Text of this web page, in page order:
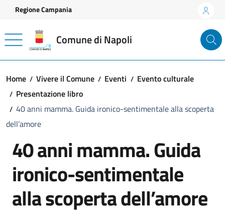
Vai ai contenuti
Vai al footer
Regione Campania
Comune di Napoli
Home Vivere il Comune Eventi
Evento culturale
Presentazione libro
40 anni mamma. Guida ironico-sentimentale alla scoperta
dell’amore
40 anni mamma. Guida
ironico-sentimentale
alla scoperta dell’amore